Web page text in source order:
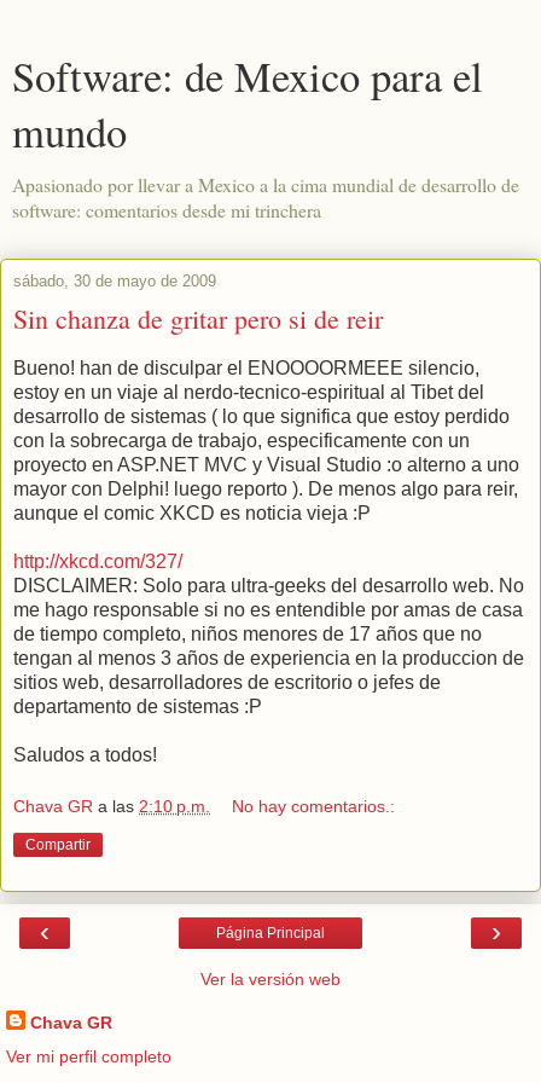
Software: de Mexico para el
mundo
Apasionado por llevar a Mexico a la cima mundial de desarrollo de
software: comentarios desde mi trinchera
sábado, 30 de mayo de 2009
Sin chanza de gritar pero si de reir
Bueno! han de disculpar el ENOOOORMEEE silencio,
estoy en un viaje al nerdo-tecnico-espiritual al Tibet del
desarrollo de sistemas ( lo que significa que estoy perdido
con la sobrecarga de trabajo, especificamente con un
proyecto en ASP.NET MVC y Visual Studio :o alterno a uno
mayor con Delphi! luego reporto ). De menos algo para reir,
aunque el comic XKCD es noticia vieja :P
http://xkcd.com/327/
DISCLAIMER: Solo para ultra-geeks del desarrollo web. No
me hago responsable si no es entendible por amas de casa
de tiempo completo, niños menores de 17 años que no
tengan al menos 3 años de experiencia en la produccion de
sitios web, desarrolladores de escritorio o jefes de
departamento de sistemas :P
Saludos a todos!
Chava GR a las 2:10 p.m. No hay comentarios.:
Compartir
‹ ›
Página Principal
Ver la versión web
Chava GR
Ver mi perfil completo